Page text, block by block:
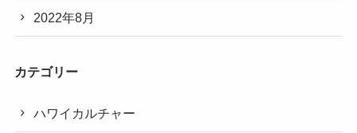
2022年8月
カテゴリー
ハワイカルチャー